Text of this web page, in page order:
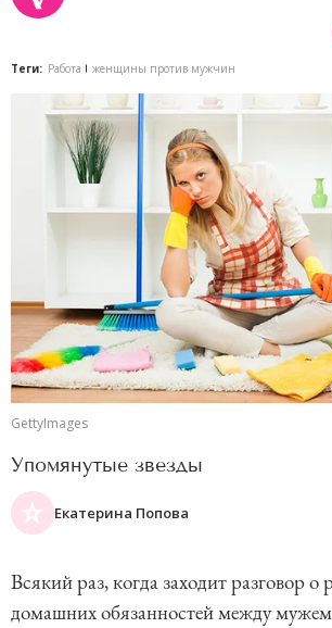
Теги: Работа женщины против мужчин
GettyImages
Упомянутые звезды
Екатерина Попова
Всякий раз, когда заходит разговор о
домашних обязанностей между